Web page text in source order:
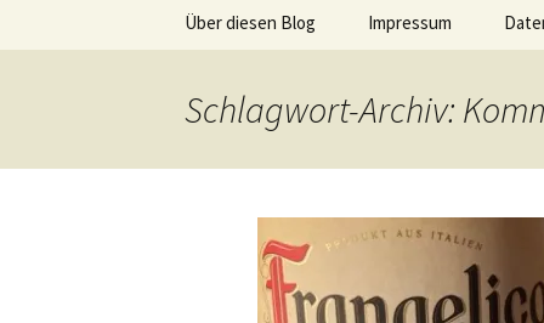
Über diesen Blog Impressum
Schlagwort-Archiv: